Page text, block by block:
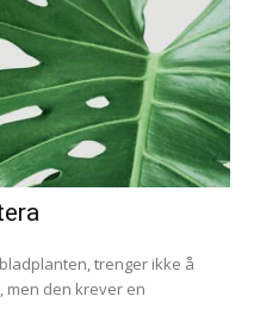
trenger ikke å
men den krever en